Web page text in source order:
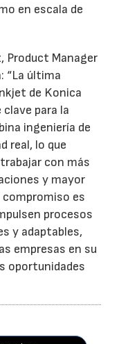
en escala de
Product Manager
“La última
de Konica
para la
ingeniería de
real, lo que
con más
y mayor
es
procesos
y adaptables,
empresas en su
oportunidades